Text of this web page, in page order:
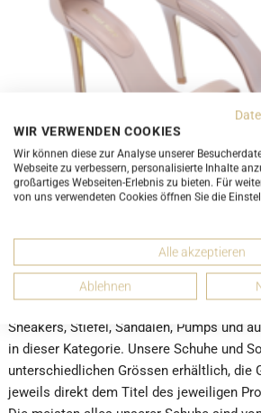
UNGEBRAUCHT
Burberry Rhea Sandalen Light
80707341011
Schuhe / Socken
Sneakers, Stiefel, Sandalen, Pumps und
in dieser Kategorie. Unsere Schuhe und
unterschiedlichen Grössen erhältlich, die
jeweils direkt dem Titel des jeweiligen
WIR VERWENDEN COOKIES
Wir können diese zur Analyse unserer
Webseite zu verbessern, personalisierte Inhalte
großartiges Webseiten-Erlebnis zu bieten. Für
von uns verwendeten Cookies öffnen Sie die
Alle akzeptieren
Ablehnen